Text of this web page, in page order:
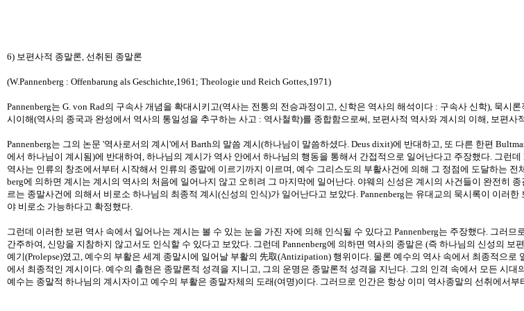
6) 보편사적 종말론, 선취된 종말론
(W.Pannenberg : Offenbarung als Geschichte,1961; Theologie und Reich Gottes,1971)
Pannenberg는 G. von Rad의 구속사 개념을 확대시키고(역사는 전통의 전승과정이고, 신학은 역사의 해석이다 : 구속사 신학), 묵
시이해(역사의 종국과 완성에서 역사의 통일성을 추구하는 사고 : 역사철학)를 종합함으로써, 보편사적 역사와 계시의 이해, 보편사
Pannenberg는 그의 논문 '역사로서의 계시'에서 Barth의 말씀 계시(하나님이 말씀하셨다. Deus dixit)에 반대하고, 또 다른 한편
에서 하나님이 계시됨)에 반대하여, 하나님의 계시가 역사 안에서 하나님의 행동을 통해서 간접적으로 일어난다고 주장했다. 그런
역사는 인류의 창조에서부터 시작해서 인류의 종말에 이르기까지 이르며, 예수 그리스도의 부활사건에 의해 그 정점에 도달하는
berg에 의하면 계시는 계시의 역사의 처음에 일어나지 않고 오히려 그 마지막에 일어난다. 야웨의 신성은 계시의 사건들이 완전히
르는 종말사건에 의해서 비로소 하나님의 최종적 계시(신성의 인식)가 일어난다고 보았다. Pannenberg는 유대교의 묵시록이 이러
야 비로소 가능하다고 확정했다.
그런데 이러한 보편 역사 속에서 일어나는 계시는 볼 수 있는 눈을 가진 자에 의해 인식될 수 있다고 Pannenberg는 주장했다. 그러
간주하여, 신앙을 지참하지 않고서도 인식할 수 있다고 보았다. 그런데 Pannenberg에 의하면 역사의 종말은 (즉 하나님의 신성의
예기(Prolepse)였고, 예수의 부활은 세계 종말시에 일어날 부활의 先取(Antizipation) 행위이다. 물론 예수의 역사 속에서 최종적으
에서 최종적인 계시이다. 예수의 촐현은 종말론적 성격을 지니고, 그의 운명은 종말론적 성격을 지닌다. 그의 인격 속에서 모든 시
예수는 종말적 하나님의 계시자이고 예수의 부활은 종말자체의 도래(여명)이다. 그러므로 인간은 항상 이미 역사종말의 선취에서부